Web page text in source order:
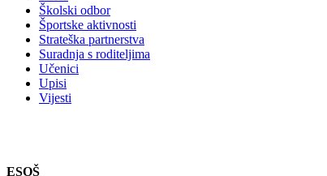
Školski odbor
Športske aktivnosti
Strateška partnerstva
Suradnja s roditeljima
Učenici
Upisi
Vijesti
ESOŠ